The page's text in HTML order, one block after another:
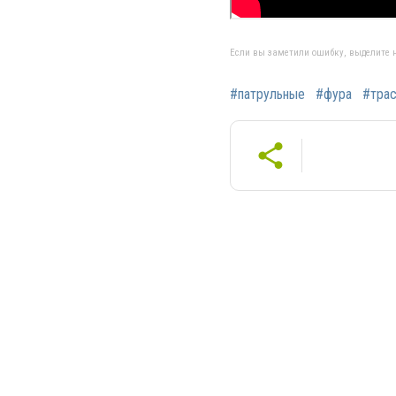
Если вы заметили ошибку, выделите
#патрульные #фура